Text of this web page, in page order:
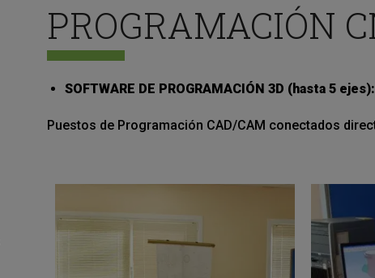
PROGRAMACIÓN
SOFTWARE DE PROGRAMACIÓN 3D (hasta 5
Puestos de Programación CAD/CAM conectados